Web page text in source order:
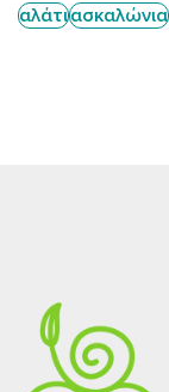
αλάτιασκαλώνια